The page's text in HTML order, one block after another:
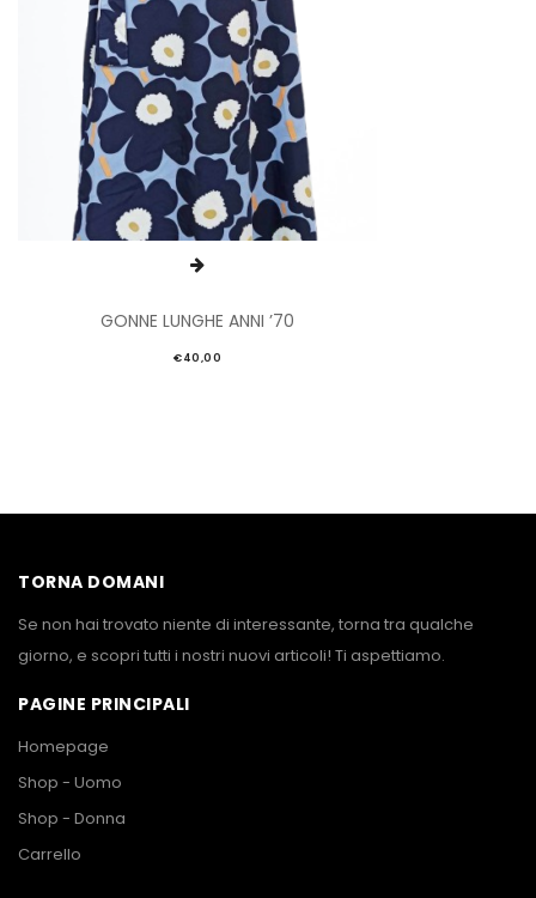
GONNE LUNGHE ANNI ’70
€40,00
TORNA DOMANI
Se non hai trovato niente di interessante, torna tra qualche
giorno, e scopri tutti i nostri nuovi articoli! Ti aspettiamo.
PAGINE PRINCIPALI
Homepage
Shop - Uomo
Shop - Donna
Carrello